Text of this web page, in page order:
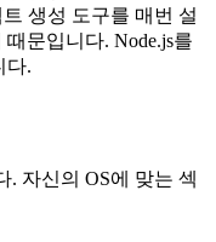
생성 도구를 매번 설
문입니다. Node.js를
다.
. 자신의 OS에 맞는 섹